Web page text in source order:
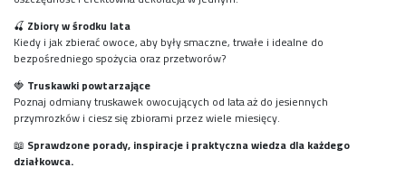
🍒 Zbiory w środku lata
Kiedy i jak zbierać owoce, aby były smaczne, trwałe i idealne do
bezpośredniego spożycia oraz przetworów?
🍓 Truskawki powtarzające
Poznaj odmiany truskawek owocujących od lata aż do jesiennych
przymrozków i ciesz się zbiorami przez wiele miesięcy.
📖 Sprawdzone porady, inspiracje i praktyczna wiedza dla każdego
działkowca.